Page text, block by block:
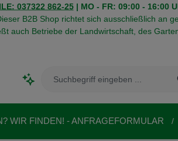
037322 862-25| MO - FR: 09:00 - 16:00
B2B Shop richtet sich ausschließlich an
auch Betriebe der Landwirtschaft, des
WIR FINDEN! - ANFRAGEFORMULAR